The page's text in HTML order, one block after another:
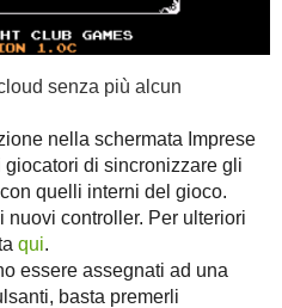
senza più alcun
nella schermata Imprese
giocatori di sincronizzare gli
quelli interni del gioco.
controller. Per ulteriori
qui.
essere assegnati ad una
basta premerli